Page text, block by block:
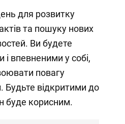
для розвитку
та пошуку нових
Ви будете
впевненими у собі,
повагу
відкритими до
буде корисним.